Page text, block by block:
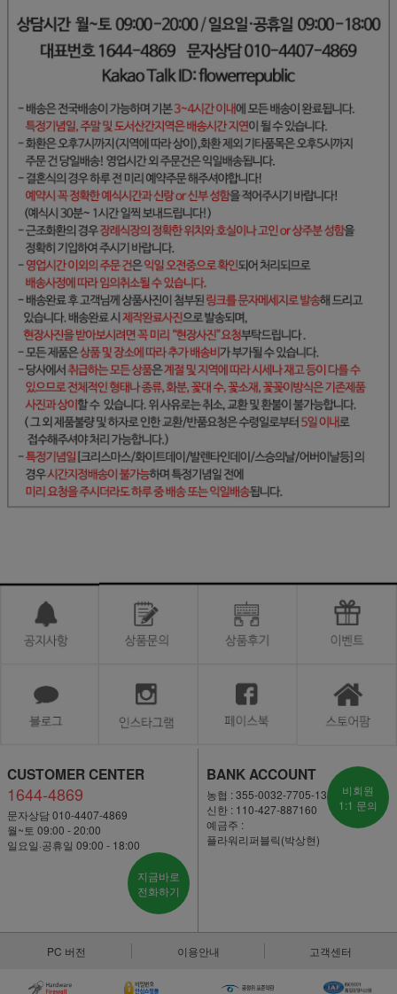
CUSTOMER CENTER
1644-4869
문자상담 010-4407-4869
월~토 09:00 - 20:00
일요일·공휴일 09:00 - 18:00
지금바로
전화하기
BANK ACCOUNT
농협 : 355-0032-7705-13
신한 : 110-427-887160
예금주 :
플라워리퍼블릭(박상현)
비회원
1:1 문의
PC 버전 이용안내 고객센터